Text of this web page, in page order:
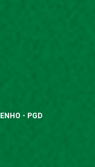
- PGD